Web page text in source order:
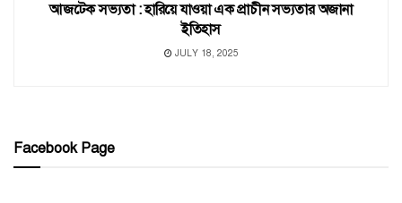
আজটেক সভ্যতা : হারিয়ে যাওয়া এক প্রাচীন সভ্যতার অজানা
ইতিহাস
JULY 18, 2025
Facebook Page